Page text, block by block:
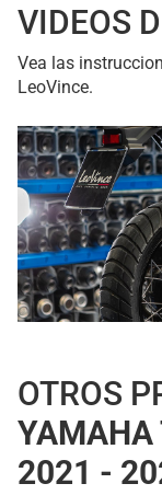
VIDEOS
Vea las
LeoVince.
OTROS
YAMAHA
2021 -